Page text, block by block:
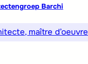
Barchi
maître d’oeuvre